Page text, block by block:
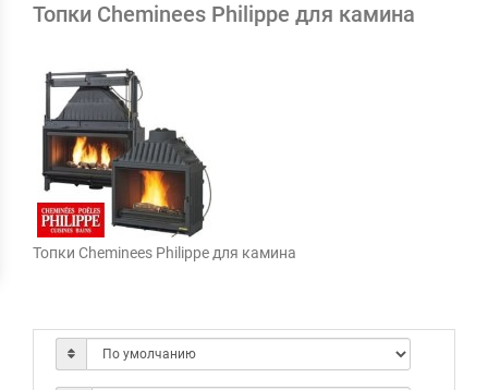
Топки Cheminees Philippe для камина
Топки Cheminees Philippe для камина